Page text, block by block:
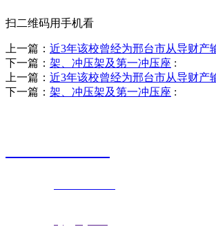
扫二维码用手机看
上一篇： 近3年该校曾经为邢台市从导财产
下一篇： 架、冲压架及第一冲压座 :
上一篇： 近3年该校曾经为邢台市从导财产
下一篇： 架、冲压架及第一冲压座 :